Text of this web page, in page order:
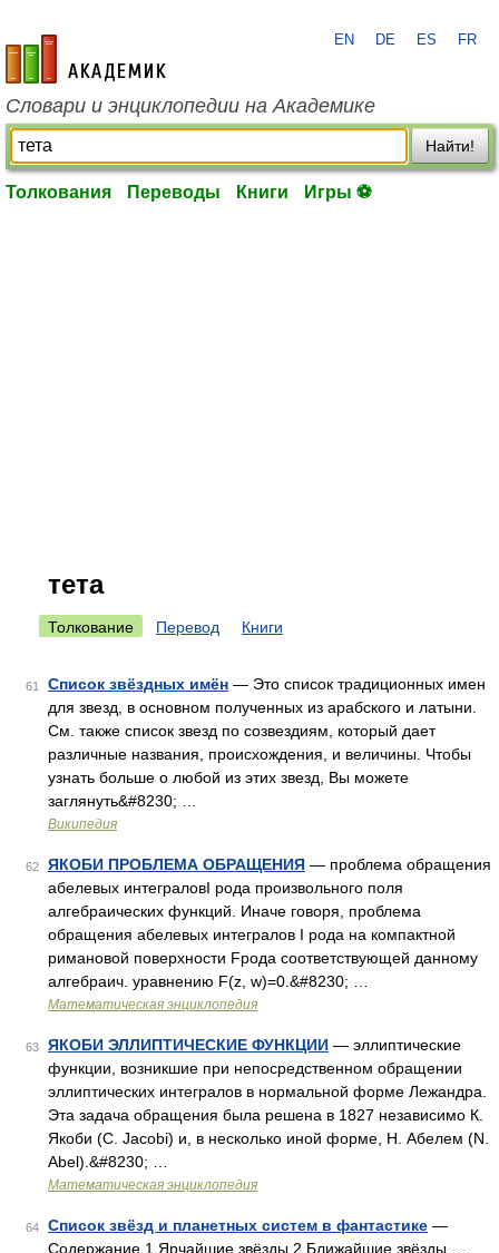
academic.ru
EN DE ES FR
Словари и энциклопедии на Академике
Найти!
Толкования Переводы Книги Игры ⚽
тета
Толкование Перевод Книги
61 Список звёздных имён — Это список традиционных имен
для звезд, в основном полученных из арабского и латыни.
См. также список звезд по созвездиям, который дает
различные названия, происхождения, и величины. Чтобы
узнать больше о любой из этих звезд, Вы можете
заглянуть&#8230; …
Википедия
62 ЯКОБИ ПРОБЛЕМА ОБРАЩЕНИЯ — проблема обращения
абелевых интеграловI рода произвольного поля
алгебраических функций. Иначе говоря, проблема
обращения абелевых интегралов I рода на компактной
римановой поверхности Fрода соответствующей данному
алгебраич. уравнению F(z, w)=0.&#8230; …
Математическая энциклопедия
63 ЯКОБИ ЭЛЛИПТИЧЕСКИЕ ФУНКЦИИ — эллиптические
функции, возникшие при непосредственном обращении
эллиптических интегралов в нормальной форме Лежандра.
Эта задача обращения была решена в 1827 независимо К.
Якоби (С. Jacobi) и, в несколько иной форме, Н. Абелем (N.
Abel).&#8230; …
Математическая энциклопедия
64 Список звёзд и планетных систем в фантастике —
Содержание 1 Ярчайшие звёзды 2 Ближайшие звёзды …